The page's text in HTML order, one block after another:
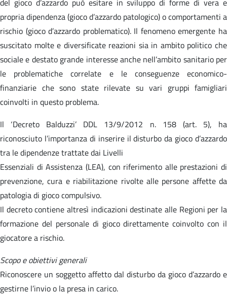
propria dipendenza (gioco d’azzardo patologico) o comportamenti a
rischio (gioco d’azzardo problematico). Il fenomeno emergente ha
suscitato molte e diversificate reazioni sia in ambito politico che
sociale e destato grande interesse anche nell’ambito sanitario per
le problematiche correlate e le conseguenze economico-
finanziarie che sono state rilevate su vari gruppi famigliari
coinvolti in questo problema.
Il ‘Decreto Balduzzi’ DDL 13/9/2012 n. 158 (art. 5), ha
riconosciuto l’importanza di inserire il disturbo da gioco d’azzardo
tra le dipendenze trattate dai Livelli
Essenziali di Assistenza (LEA), con riferimento alle prestazioni di
prevenzione, cura e riabilitazione rivolte alle persone affette da
patologia di gioco compulsivo.
Il decreto contiene altresì indicazioni destinate alle Regioni per la
formazione del personale di gioco direttamente coinvolto con il
giocatore a rischio.
Scopo e obiettivi generali
Riconoscere un soggetto affetto dal disturbo da gioco d’azzardo e
gestirne l’invio o la presa in carico.